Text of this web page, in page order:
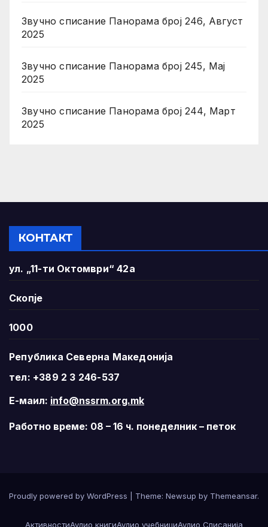
Звучно списание Панорама број 246, Август
2025
Звучно списание Панорама број 245, Мај
2025
Звучно списание Панорама број 244, Март
2025
КОНТАКТ
ул. „11-ти Октомври“ 42а
Скопје
1000
Република Северна Македонија
тел: +389 2 3 246-537
Е-маил: info@nssrm.org.mk
Работно време: 08 – 16 ч. понеделник – петок
Proudly powered by WordPress Theme: Newsup by Themeansar.
АктивностиАудио книгиАудио учебнициАудио Списанија